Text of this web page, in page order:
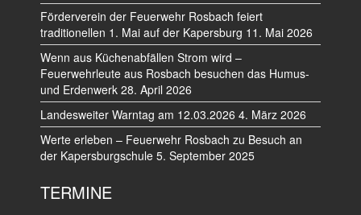
Förderverein der Feuerwehr Rosbach feiert
traditionellen 1. Mai auf der Kapersburg 11. Mai 2026
Wenn aus Küchenabfällen Strom wird –
Feuerwehrleute aus Rosbach besuchen das Humus-
und Erdenwerk 28. April 2026
Landesweiter Warntag am 12.03.2026 4. März 2026
Werte erleben – Feuerwehr Rosbach zu Besuch an
der Kapersburgschule 5. September 2025
TERMINE